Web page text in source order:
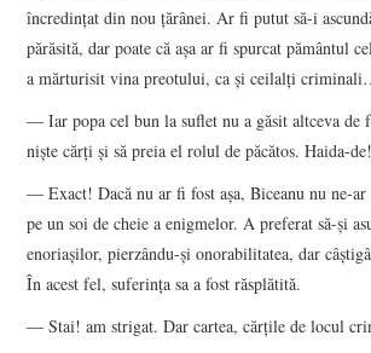
încredinţat din nou ţărânei. Ar fi putut să-i
părăsită, dar poate că aşa ar fi spurcat pământul
a mărturisit vina preotului, ca şi ceilalţi
― Iar popa cel bun la suflet nu a găsit altceva de
nişte cărţi şi să preia el rolul de păcătos. Haida-de!
― Exact! Dacă nu ar fi fost aşa, Biceanu nu ne-ar
pe un soi de cheie a enigmelor. A preferat să-şi
enoriaşilor, pierzându-şi onorabilitatea, dar
În acest fel, suferinţa sa a fost răsplătită.
― Stai! am strigat. Dar cartea, cărţile de locul